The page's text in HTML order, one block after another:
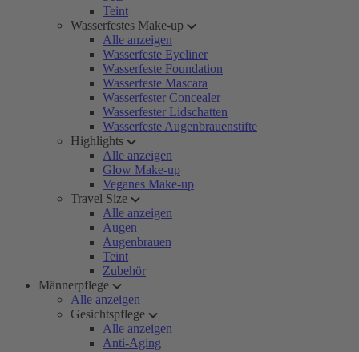
Teint
Wasserfestes Make-up
Alle anzeigen
Wasserfeste Eyeliner
Wasserfeste Foundation
Wasserfeste Mascara
Wasserfester Concealer
Wasserfester Lidschatten
Wasserfeste Augenbrauenstifte
Highlights
Alle anzeigen
Glow Make-up
Veganes Make-up
Travel Size
Alle anzeigen
Augen
Augenbrauen
Teint
Zubehör
Männerpflege
Alle anzeigen
Gesichtspflege
Alle anzeigen
Anti-Aging